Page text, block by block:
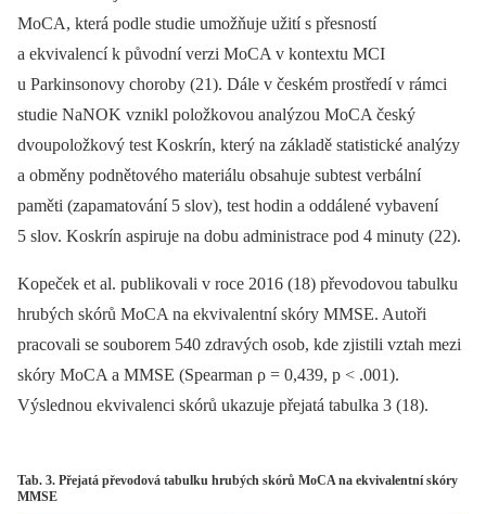
MoCA, která podle studie umožňuje užití s přesností
a ekvivalencí k původní verzi MoCA v kontextu MCI
u Parkinsonovy choroby (21). Dále v českém prostředí v rámci
studie NaNOK vznikl položkovou analýzou MoCA český
dvoupoložkový test Koskrín, který na základě statistické analýzy
a obměny podnětového materiálu obsahuje subtest verbální
paměti (zapamatování 5 slov), test hodin a oddálené vybavení
5 slov. Koskrín aspiruje na dobu administrace pod 4 minuty (22).
Kopeček et al. publikovali v roce 2016 (18) převodovou tabulku
hrubých skórů MoCA na ekvivalentní skóry MMSE. Autoři
pracovali se souborem 540 zdravých osob, kde zjistili vztah mezi
skóry MoCA a MMSE (Spearman ρ = 0,439, p < .001).
Výslednou ekvivalenci skórů ukazuje přejatá tabulka 3 (18).
Tab. 3. Přejatá převodová tabulku hrubých skórů MoCA na ekvivalentní skóry
MMSE